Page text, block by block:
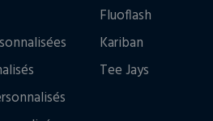
Fluoflash
Kariban
Tee Jays